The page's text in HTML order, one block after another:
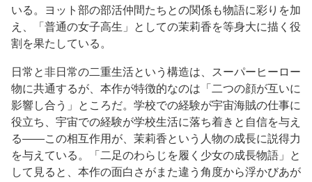
いる。ヨット部の部活仲間たちとの関係も物語に彩りを加
え、「普通の女子高生」としての茉莉香を等身大に描く役
割を果たしている。
日常と非日常の二重生活という構造は、スーパーヒーロー
物に共通するが、本作が特徴的なのは「二つの顔が互いに
影響し合う」ところだ。学校での経験が宇宙海賊の仕事に
役立ち、宇宙での経験が学校生活に落ち着きと自信を与え
る——この相互作用が、茉莉香という人物の成長に説得力
を与えている。「二足のわらじを履く少女の成長物語」と
して見ると、本作の面白さがまた違う角度から浮かびあが